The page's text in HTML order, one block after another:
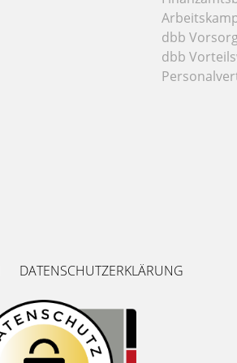
dbb
dbb
DATENSCHUTZERKLÄRUNG